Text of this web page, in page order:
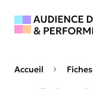
Accueil Fiches